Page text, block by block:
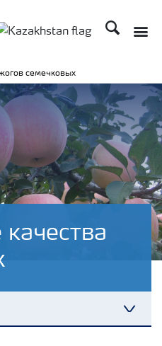
Поиск
семечковых